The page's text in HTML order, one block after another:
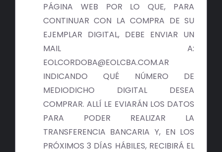
MEDIODICHO
ACTUALIDAD
CONTACTO
PÁGINA WEB POR LO QUE, PARA
CONTINUAR CON LA COMPRA DE SU
EJEMPLAR DIGITAL, DEBE ENVIAR UN
MAIL A:
EOLCORDOBA@EOLCBA.COM.AR
INDICANDO QUÉ NÚMERO DE
MEDIODICHO DIGITAL DESEA
COMPRAR. ALLÍ LE EVIARÁN LOS DATOS
PARA PODER REALIZAR LA
TRANSFERENCIA BANCARIA Y, EN LOS
PRÓXIMOS 3 DÍAS HÁBILES, RECIBIRÁ EL